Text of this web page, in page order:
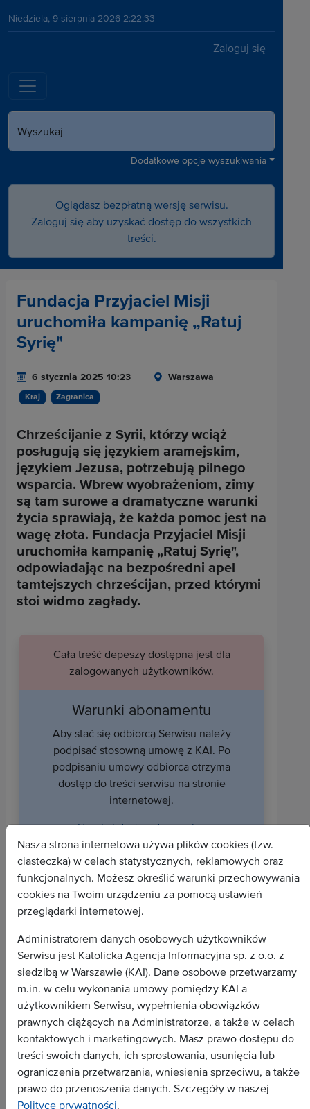
Niedziela, 9 sierpnia 2026 2:22:33
Zaloguj się
Wyszukaj
Dodatkowe opcje wyszukiwania
Oglądasz bezpłatną wersję serwisu.
Zaloguj się aby uzyskać dostęp do wszystkich
treści.
Fundacja Przyjaciel Misji
uruchomiła kampanię „Ratuj
Syrię"
6 stycznia 2025 10:23 Warszawa
Kraj Zagranica
Chrześcijanie z Syrii, którzy wciąż
posługują się językiem aramejskim,
językiem Jezusa, potrzebują pilnego
wsparcia. Wbrew wyobrażeniom, zimy
są tam surowe a dramatyczne warunki
życia sprawiają, że każda pomoc jest na
wagę złota. Fundacja Przyjaciel Misji
uruchomiła kampanię „Ratuj Syrię",
odpowiadając na bezpośredni apel
tamtejszych chrześcijan, przed którymi
stoi widmo zagłady.
Cała treść depeszy dostępna jest dla
zalogowanych użytkowników.
Warunki abonamentu
Aby stać się odbiorcą Serwisu należy
podpisać stosowną umowę z KAI. Po
podpisaniu umowy odbiorca otrzyma
dostęp do treści serwisu na stronie
internetowej.
Uzyskaj dostęp do serwisu
Wszystkie depesze
Dokument
Wywiad
Analiza
Dossier
Zapowiedź
Nasza strona internetowa używa plików cookies (tzw.
ciasteczka) w celach statystycznych, reklamowych oraz
funkcjonalnych. Możesz określić warunki przechowywania
cookies na Twoim urządzeniu za pomocą ustawień
przeglądarki internetowej.
Administratorem danych osobowych użytkowników
Serwisu jest Katolicka Agencja Informacyjna sp. z o.o. z
siedzibą w Warszawie (KAI). Dane osobowe przetwarzamy
m.in. w celu wykonania umowy pomiędzy KAI a
użytkownikiem Serwisu, wypełnienia obowiązków
prawnych ciążących na Administratorze, a także w celach
kontaktowych i marketingowych. Masz prawo dostępu do
treści swoich danych, ich sprostowania, usunięcia lub
ograniczenia przetwarzania, wniesienia sprzeciwu, a także
prawo do przenoszenia danych. Szczegóły w naszej
Polityce prywatności